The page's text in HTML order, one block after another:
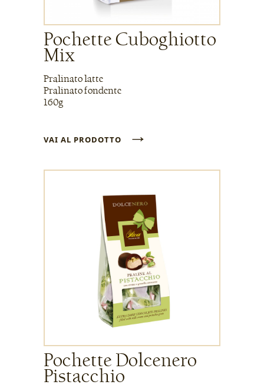
Pochette Cuboghiotto
Mix
Pralinato latte
Pralinato fondente
160g
VAI AL PRODOTTO →
Pochette Dolcenero
Pistacchio